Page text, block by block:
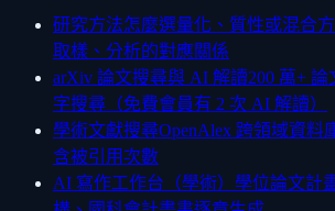
研究方法怎麼選量化、質性或混合
取樣、分析的對應關係
arXiv 論文搜尋與 AI 解讀200 萬+
字搜尋（免費會員有 2 次 AI 解讀）
學術文獻搜尋OpenAlex 跨領域資料
含被引用次數
AI 寫作工作台（學術） 學位論文計